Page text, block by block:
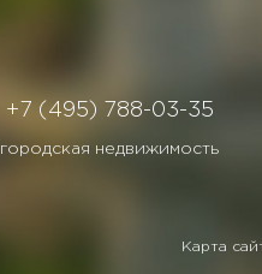
+7 (495) 788-03-35
городская недвижимость
Карта